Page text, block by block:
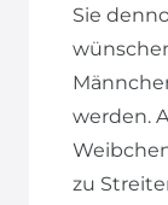
Sie
werden.
zu